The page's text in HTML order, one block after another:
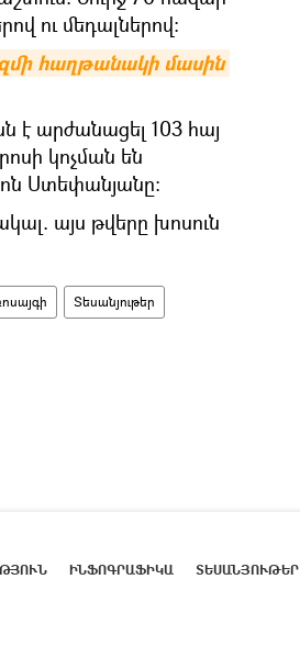
ու մեդալներով:
հաղթանակի մասին
է արժանացել 103 հայ
կոչման են
Ստեփանյանը:
այս թվերը խոսուն
Տեսանյութեր
ԻՆՖՈԳՐԱՖԻԿԱ ՏԵՍԱՆՅՈՒԹԵՐ